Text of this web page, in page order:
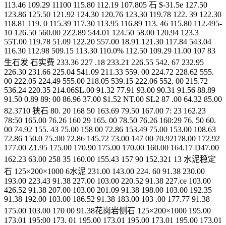
113.46 109.29 11100 115.80 112.19 107.805 石 $-31.5e 127.50
123.86 125.50 121.92 124.30 120.76 123.30 119.78 122. 39 122.30
118.81 119. 0 115.39 117.30 113.95 116.89 113. 46 115.80 112.495-
10 126.50 560.00 2Z2.89 544.01 124.50 58.00 120.94 123.3
55T.00 119.78 51.09 122.20 557.00 18.91 121.30 117.84 543.04
116.30 112.98 509.15 113.30 110.0% 112.50 109.29 11.00 107 83
生石发 石实费 233.36 227 .18 233.21 226.55 542. 67 232.95
226.30 231.66 225.04 541.09 211.33 559. 00 224.72 228.62 555.
00 222.05 224.49 555.00 218.05 539.15 222.06 552. 00 215.72
536.24 220.35 214.06SL.00 91.32 77.91 93.00 90.31 91.56 88.89
91.50 0.89 89: 00 86.96 37.00 $1.52 NT.00 SL2 87 .00 64.32 85.00
82.3710 狭石 80. 20 168 50 163.69 79.50 167.00 7: 23 162.23
78:50 165.00 76.26 160 29 165. 00 78.50 76.26 160:29 76. 50 60.
00 74.92 155. 43 75.00 158 00 72.86 153.49 75.00 153.00 108.63
72.86 150.0 75.:00 72.86 145.72 73.00 147 00 70.92178.00 172.92
177.00 Z1.95 175.00 170.90 175.00 170.00 160.00 164.17 D47.00
162.23 63.00 258 35 160.00 155.43 157 90 152.321 13 水泥稳定
石 125×200×1000 6水泥 231.00 143.00 224. 60 91.38 230.00
193.00 223.43 91.38 227.00 103.00 220.52 91.38 227.ce 103.00
426.52 91.38 207.00 103.00 201.09 91.38 198.00 103.00 192.35
91.38 192.00 103.00 186.52 91.38 183.00 103 .00 177.77 91.38
175.00 103.00 170 00 91.38花岗岩侧石 125×200×1000 195.00
173.01 195:00 173. 01 195.00 173.01 195.00 173.01 195.00 173.01